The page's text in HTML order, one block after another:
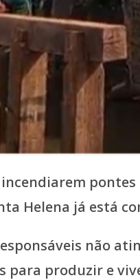
Helena já está
não
para produzir e